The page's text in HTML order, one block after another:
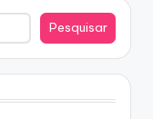
Pesquisar